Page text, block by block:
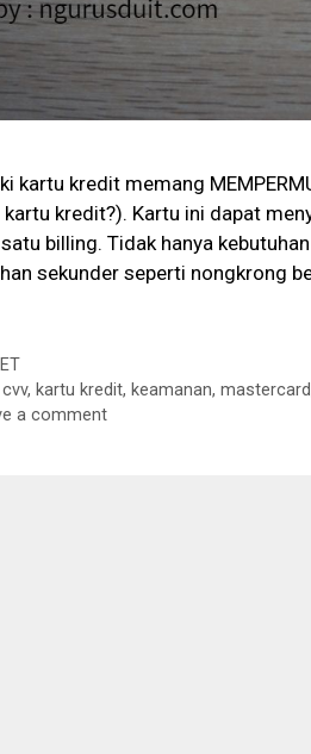
kartu kredit memang
kartu kredit?). Kartu ini dapat
billing. Tidak hanya
sekunder seperti nongkrong
cvv, kartu kredit, keamanan, mastercard
a comment